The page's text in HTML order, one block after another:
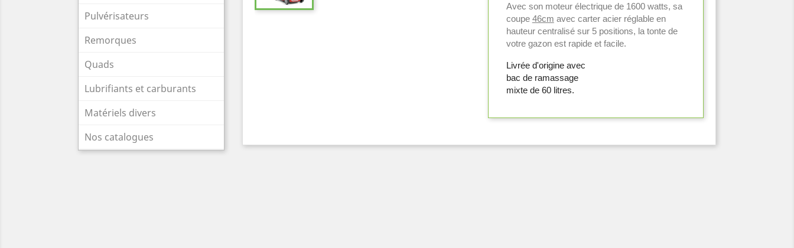
Pulvérisateurs
Remorques
Quads
Lubrifiants et carburants
Matériels divers
Nos catalogues
Avec son moteur électrique de 1600 watts, sa
coupe 46cm avec carter acier réglable en
hauteur centralisé sur 5 positions, la tonte de
votre gazon est rapide et facile.
Livrée d'origine avec
bac de ramassage
mixte de 60 litres.